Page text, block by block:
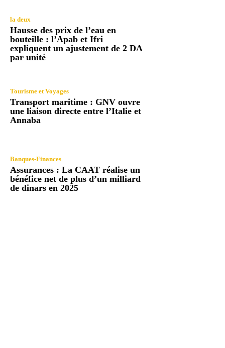
la deux
Hausse des prix de l’eau en
bouteille : l’Apab et Ifri
expliquent un ajustement de 2 DA
par unité
Tourisme et Voyages
Transport maritime : GNV ouvre
une liaison directe entre l’Italie et
Annaba
Banques-Finances
Assurances : La CAAT réalise un
bénéfice net de plus d’un milliard
de dinars en 2025